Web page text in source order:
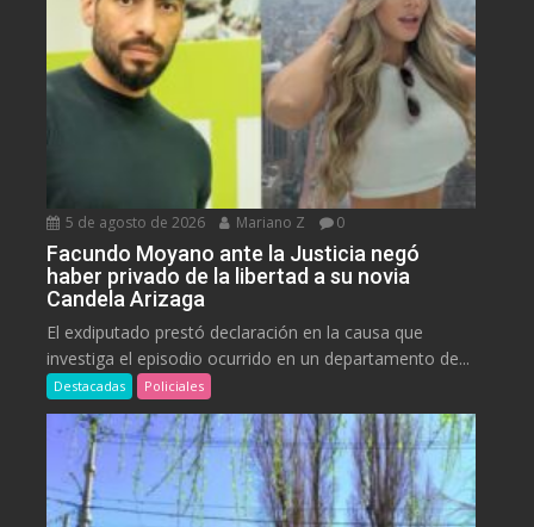
5 de agosto de 2026 Mariano Z 0
Facundo Moyano ante la Justicia negó
haber privado de la libertad a su novia
Candela Arizaga
El exdiputado prestó declaración en la causa que
investiga el episodio ocurrido en un departamento de...
Destacadas Policiales